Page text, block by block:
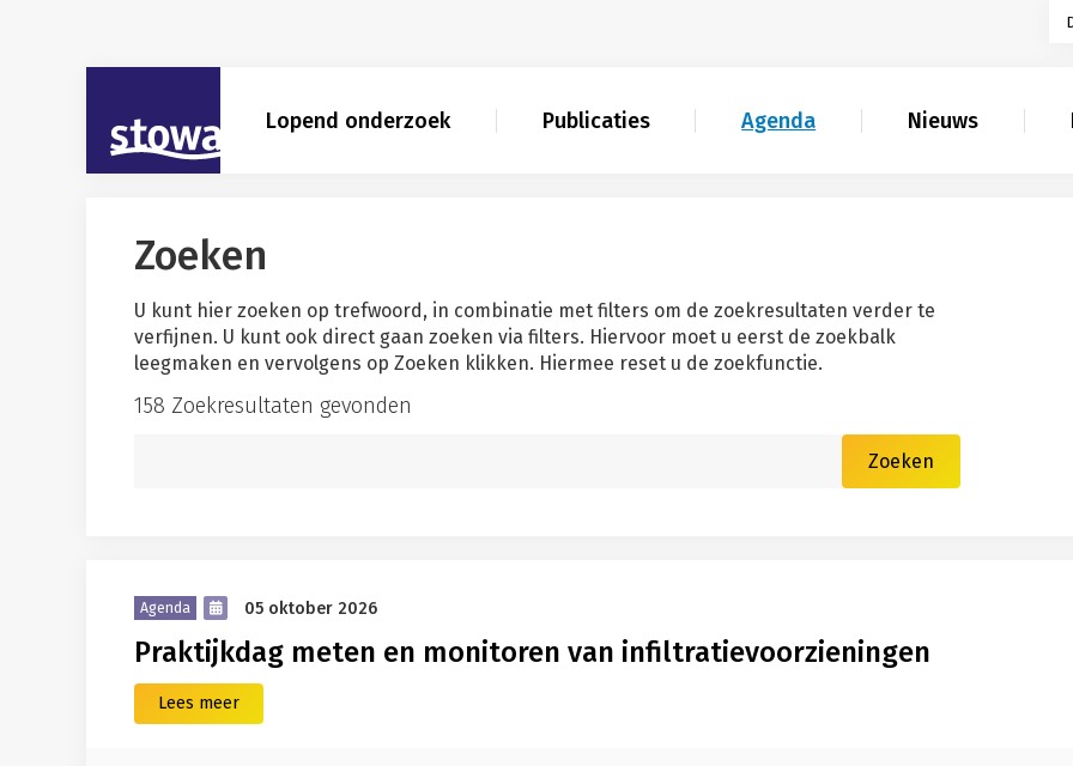
Lopend onderzoek Publicaties Agenda Nieuws
Zoeken
U kunt hier zoeken op trefwoord, in combinatie met filters om de zoekresultaten verder te
verfijnen. U kunt ook direct gaan zoeken via filters. Hiervoor moet u eerst de zoekbalk
leegmaken en vervolgens op Zoeken klikken. Hiermee reset u de zoekfunctie.
158 Zoekresultaten gevonden
Agenda 05 oktober 2026
Praktijkdag meten en monitoren van infiltratievoorzieningen
Lees meer